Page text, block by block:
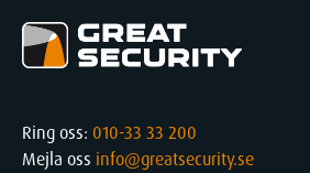
Ring oss: 010-33 33 200
Mejla oss info@greatsecurity.se